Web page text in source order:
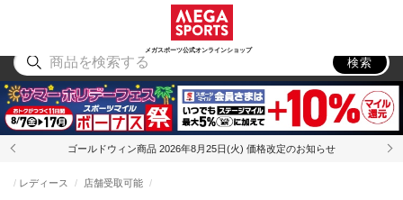
メガスポーツ公式オンラインショップ
アウトドア
検索
ゴールドウィン商品 2026年8月25日(火) 価格改定のお知らせ
レディース 店舗受取可能